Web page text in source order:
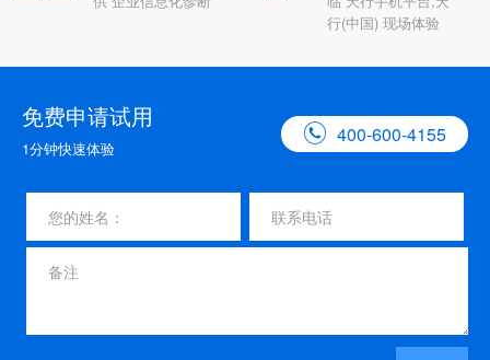
行(中国) 现场体验
免费申请试用
1分钟快速体验
 400-600-4155